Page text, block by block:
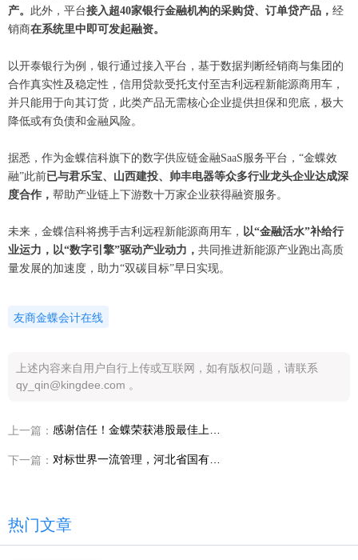
产。 此外，平台接入超40家银行金融机构的采购贷、订单贷产品， 经
销商在系统里中即可发起融资。
以开泰银行为例，银行通过接入平台，基于数据判断经销商与集团的
合作真实性及稳定性，信用贷款受托支付至吉利远程新能源商用车，
并只能用于向其订货，此类产品无需核心企业提供担保和兜底，极大
降低或有负债和金融风险。
据悉，作为金蝶信科旗下的数字供应链金融SaaS服务平台，“金蝶效
融”此前已与君乐宝、山西建投、帅丰电器等众多行业龙头企业达成深
度合作， 帮助产业链上下游数十万家企业获得融资服务。
未来，金蝶信科将携手吉利远程新能源商用车， 以“金融活水”补给行
业运力，以“数字引擎”驱动产业动力， 共同推进新能源产业跑出高质
量发展的加速度，助力“双碳目标”早日实现。
友商金蝶会计在线
上述内容来自用户自行上传或互联网，如有版权问题，请联系
qy_qin@kingdee.com 。
上一篇：
下一篇：
热门文章